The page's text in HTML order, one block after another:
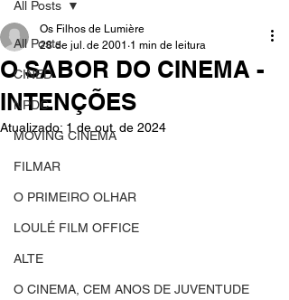
All Posts
CINED
NPDC
MOVING CINEMA
FILMAR
O PRIMEIRO OLHAR
LOULÉ FILM OFFICE
ALTE
O CINEMA, CEM ANOS DE JUVENTUDE
All Posts
O SABOR DO CINEMA -
INTENÇÕES
Os Filhos de Lumière
28 de jul. de 2001 1 min de leitura
Atualizado: 1 de out. de 2024